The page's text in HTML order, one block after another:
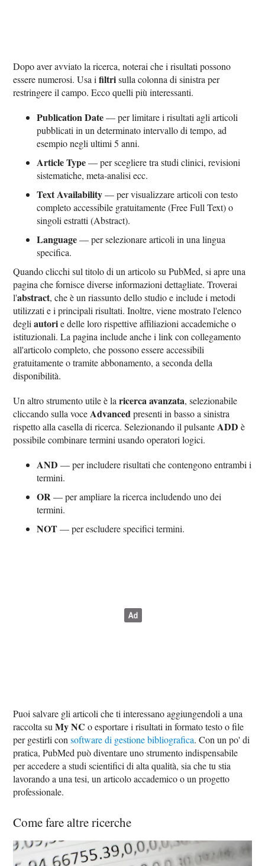
Dopo aver avviato la ricerca, noterai che i risultati possono
essere numerosi. Usa ifiltrisulla colonna di sinistra per
restringere il campo. Ecco quelli più interessanti.
Publication Date— per limitare i risultati agli articoli
pubblicati in un determinato intervallo di tempo, ad
esempio negli ultimi 5 anni.
Article Type— per scegliere tra studi clinici, revisioni
sistematiche, meta-analisi ecc.
Text Availability— per visualizzare articoli con testo
completo accessibile gratuitamente (Free Full Text) o
singoli estratti (Abstract).
Language— per selezionare articoli in una lingua
specifica.
Quando clicchi sul titolo di un articolo su PubMed, si apre una
pagina che fornisce diverse informazioni dettagliate. Troverai
l'abstract, che è un riassunto dello studio e include i metodi
utilizzati e i principali risultati. Inoltre, viene mostrato l'elenco
degliautorie delle loro rispettive affiliazioni accademiche o
istituzionali. La pagina include anche i link con collegamento
all'articolo completo, che possono essere accessibili
gratuitamente o tramite abbonamento, a seconda della
disponibilità.
Un altro strumento utile è laricerca avanzata, selezionabile
cliccando sulla voceAdvancedpresenti in basso a sinistra
rispetto alla casella di ricerca. Selezionando il pulsanteADD è
possibile combinare termini usando operatori logici.
AND — per includere risultati che contengono entrambi i
termini.
OR— per ampliare la ricerca includendo uno dei
termini.
NOT— per escludere specifici termini.
Puoi salvare gli articoli che ti interessano aggiungendoli a una
raccolta suMy NC o esportare i risultati in formato testo o file
per gestirli consoftware di gestione bibliografica. Con un po' di
pratica, PubMed può diventare uno strumento indispensabile
per accedere a studi scientifici di alta qualità, sia che tu stia
lavorando a una tesi, un articolo accademico o un progetto
professionale.
Come fare altre ricerche